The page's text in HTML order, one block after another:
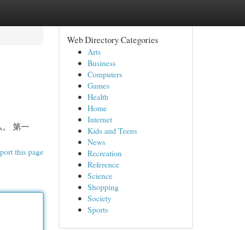
第一
this page
Web Directory Categories
Arts
Business
Computers
Games
Health
Home
Internet
Kids and Teens
News
Recreation
Reference
Science
Shopping
Society
Sports